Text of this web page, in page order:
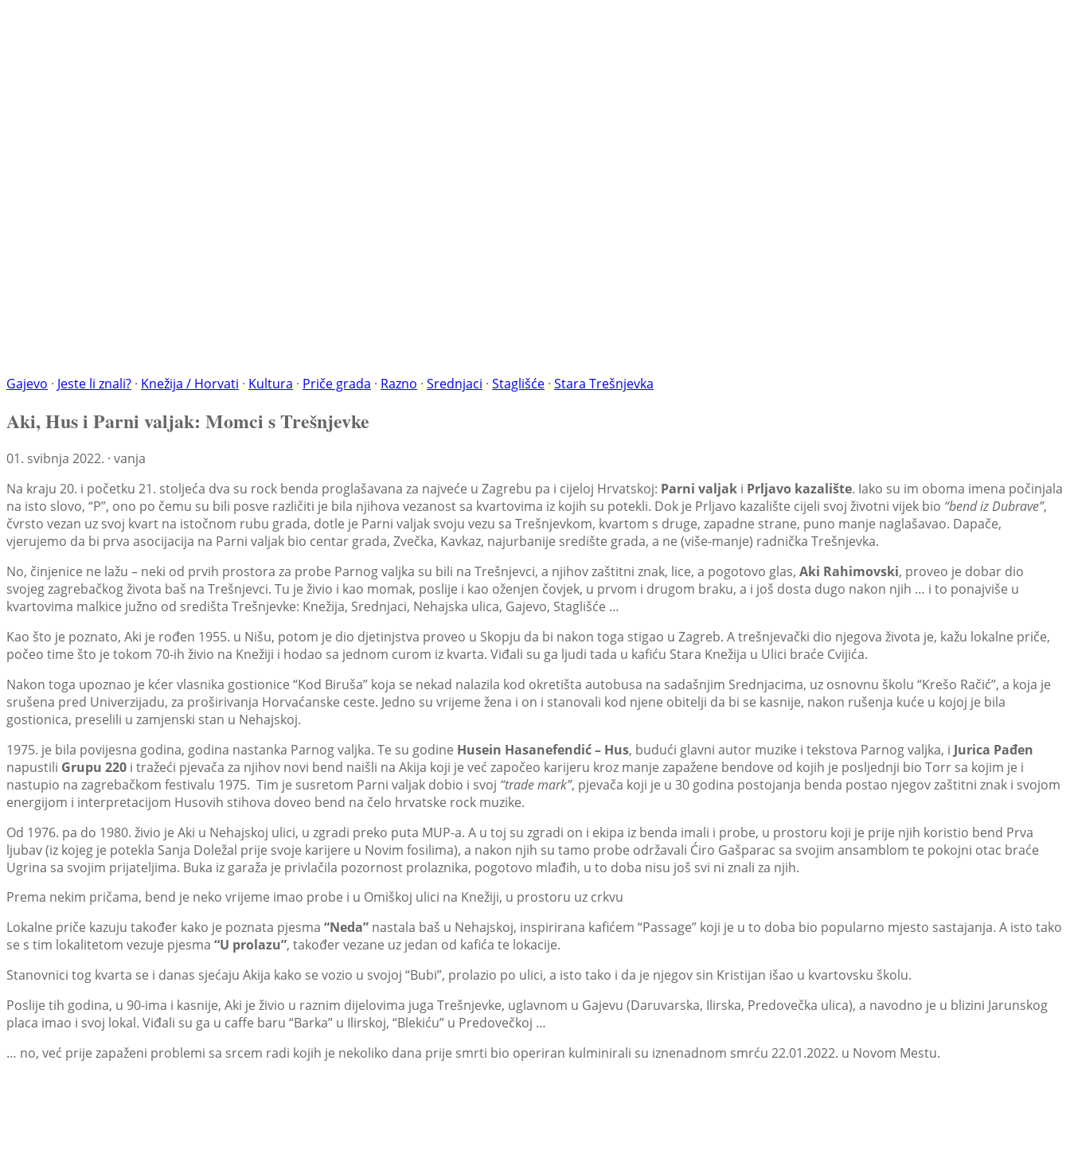
Gajevo · Jeste li znali? · Knežija / Horvati · Kultura · Priče grada · Razno · Srednjaci · Staglišće · Stara Trešnjevka
Aki, Hus i Parni valjak: Momci s Trešnjevke
01. svibnja 2022. · vanja
Na kraju 20. i početku 21. stoljeća dva su rock benda proglašavana za najveće u Zagrebu pa i cijeloj Hrvatskoj: Parni valjak i Prljavo kazalište. Iako su im oboma imena počinjala
na isto slovo, “P”, ono po čemu su bili posve različiti je bila njihova vezanost sa kvartovima iz kojih su potekli. Dok je Prljavo kazalište cijeli svoj životni vijek bio “bend iz Dubrave”,
čvrsto vezan uz svoj kvart na istočnom rubu grada, dotle je Parni valjak svoju vezu sa Trešnjevkom, kvartom s druge, zapadne strane, puno manje naglašavao. Dapače,
vjerujemo da bi prva asocijacija na Parni valjak bio centar grada, Zvečka, Kavkaz, najurbanije središte grada, a ne (više-manje) radnička Trešnjevka.
No, činjenice ne lažu – neki od prvih prostora za probe Parnog valjka su bili na Trešnjevci, a njihov zaštitni znak, lice, a pogotovo glas, Aki Rahimovski, proveo je dobar dio
svojeg zagrebačkog života baš na Trešnjevci. Tu je živio i kao momak, poslije i kao oženjen čovjek, u prvom i drugom braku, a i još dosta dugo nakon njih … i to ponajviše u
kvartovima malkice južno od središta Trešnjevke: Knežija, Srednjaci, Nehajska ulica, Gajevo, Staglišće …
Kao što je poznato, Aki je rođen 1955. u Nišu, potom je dio djetinjstva proveo u Skopju da bi nakon toga stigao u Zagreb. A trešnjevački dio njegova života je, kažu lokalne priče,
počeo time što je tokom 70-ih živio na Knežiji i hodao sa jednom curom iz kvarta. Viđali su ga ljudi tada u kafiću Stara Knežija u Ulici braće Cvijića.
Nakon toga upoznao je kćer vlasnika gostionice “Kod Biruša” koja se nekad nalazila kod okretišta autobusa na sadašnjim Srednjacima, uz osnovnu školu “Krešo Račić”, a koja je
srušena pred Univerzijadu, za proširivanja Horvaćanske ceste. Jedno su vrijeme žena i on i stanovali kod njene obitelji da bi se kasnije, nakon rušenja kuće u kojoj je bila
gostionica, preselili u zamjenski stan u Nehajskoj.
1975. je bila povijesna godina, godina nastanka Parnog valjka. Te su godine Husein Hasanefendić – Hus, budući glavni autor muzike i tekstova Parnog valjka, i Jurica Pađen
napustili Grupu 220 i tražeći pjevača za njihov novi bend naišli na Akija koji je već započeo karijeru kroz manje zapažene bendove od kojih je posljednji bio Torr sa kojim je i
nastupio na zagrebačkom festivalu 1975. Tim je susretom Parni valjak dobio i svoj “trade mark”, pjevača koji je u 30 godina postojanja benda postao njegov zaštitni znak i svojom
energijom i interpretacijom Husovih stihova doveo bend na čelo hrvatske rock muzike.
Od 1976. pa do 1980. živio je Aki u Nehajskoj ulici, u zgradi preko puta MUP-a. A u toj su zgradi on i ekipa iz benda imali i probe, u prostoru koji je prije njih koristio bend Prva
ljubav (iz kojeg je potekla Sanja Doležal prije svoje karijere u Novim fosilima), a nakon njih su tamo probe održavali Ćiro Gašparac sa svojim ansamblom te pokojni otac braće
Ugrina sa svojim prijateljima. Buka iz garaža je privlačila pozornost prolaznika, pogotovo mlađih, u to doba nisu još svi ni znali za njih.
Prema nekim pričama, bend je neko vrijeme imao probe i u Omiškoj ulici na Knežiji, u prostoru uz crkvu
Lokalne priče kazuju također kako je poznata pjesma “Neda” nastala baš u Nehajskoj, inspirirana kafićem “Passage” koji je u to doba bio popularno mjesto sastajanja. A isto tako
se s tim lokalitetom vezuje pjesma “U prolazu”, također vezane uz jedan od kafića te lokacije.
Stanovnici tog kvarta se i danas sjećaju Akija kako se vozio u svojoj “Bubi”, prolazio po ulici, a isto tako i da je njegov sin Kristijan išao u kvartovsku školu.
Poslije tih godina, u 90-ima i kasnije, Aki je živio u raznim dijelovima juga Trešnjevke, uglavnom u Gajevu (Daruvarska, Ilirska, Predovečka ulica), a navodno je u blizini Jarunskog
placa imao i svoj lokal. Viđali su ga u caffe baru “Barka” u Ilirskoj, “Blekiću” u Predovečkoj …
… no, već prije zapaženi problemi sa srcem radi kojih je nekoliko dana prije smrti bio operiran kulminirali su iznenadnom smrću 22.01.2022. u Novom Mestu.